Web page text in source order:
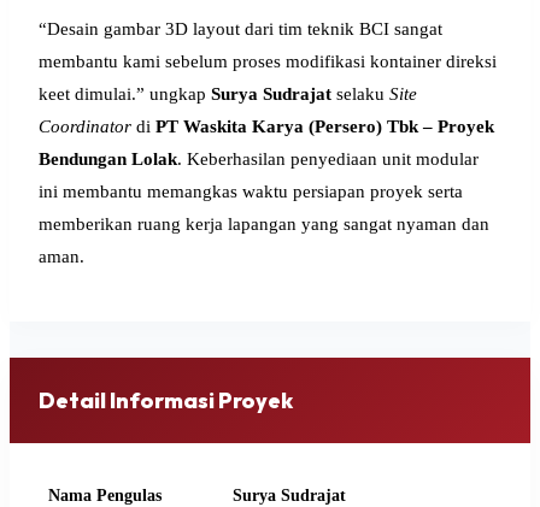
“Desain gambar 3D layout dari tim teknik BCI sangat
membantu kami sebelum proses modifikasi kontainer direksi
keet dimulai.” ungkap Surya Sudrajat selaku Site
Coordinator di PT Waskita Karya (Persero) Tbk – Proyek
Bendungan Lolak. Keberhasilan penyediaan unit modular
ini membantu memangkas waktu persiapan proyek serta
memberikan ruang kerja lapangan yang sangat nyaman dan
aman.
Detail Informasi Proyek
Nama Pengulas Surya Sudrajat